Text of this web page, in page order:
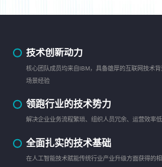
技术创新动力
核心团队成员均来自IBM，具备雄厚的互联网技术
场景经验
领跑行业的技术势力
解决企业业务流程繁琐、组织人员冗余、运营效率
全面扎实的技术基础
在人工智能技术赋能传统行业产业升级方面获得的